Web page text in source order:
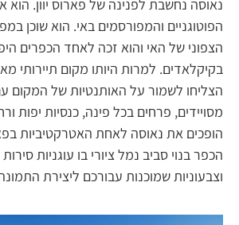
נאוסה נחשבת לפנינה של פארוס יוון. הוא
הפוטוגניים והמפורסמים באי. הוא שוכן
הצפוני של האי והוא זכה לאחד הכפרים
בקיקלאדים. למרות היותו מקום תיירותי
הצליחו לשמור על האותנטיות של המקום
מסויידים, פרחים בכל פינה, כנסיות יפות
הופכים את נאוסה לאחת האטרקטיביות
הכפר בנוי סביב נמל ציורי בו עוגניות
וצבעוניות שמוכנות עבורכם ליצירת